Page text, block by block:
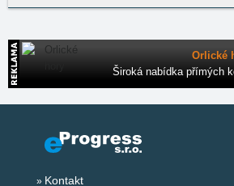
Orlické
Široká nabídka přímých
Kontakt